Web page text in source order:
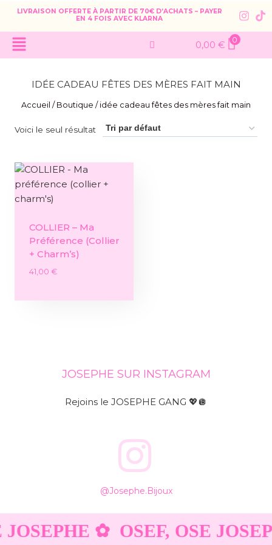
LIVRAISON OFFERTE À PARTIR DE 70€ D’ACHATS – PAYER
EN 4 FOIS AVEC KLARNA
0,00 € 0
IDÉE CADEAU FÊTES DES MÈRES FAIT MAIN
Accueil / Boutique / idée cadeau fêtes des mères fait main
Voici le seul résultat
COLLIER – Ma
Préférence (collier
+ Charm’s)
41,00 €
JOSEPHE SUR INSTAGRAM
Rejoins le JOSEPHE GANG 💖🪩
@josephe.bijoux
JOSEPHE ✿ OSEF, OSE